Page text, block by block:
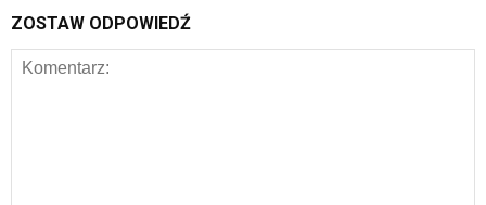
ZOSTAW ODPOWIEDŹ